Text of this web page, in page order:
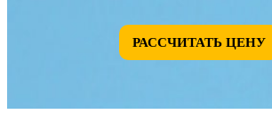
РАССЧИТАТЬ ЦЕНУ